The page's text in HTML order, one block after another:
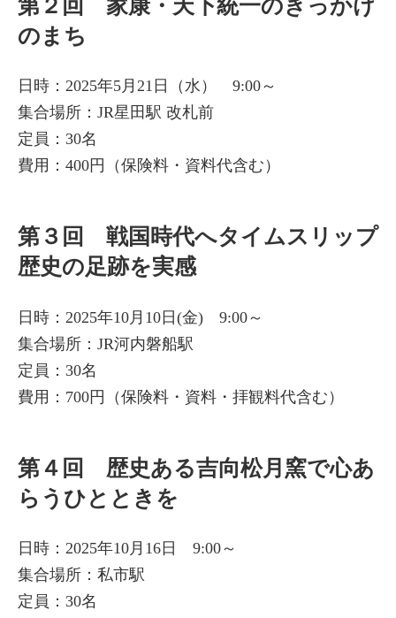
第２回 家康・天下統一のきっかけ
のまち
日時：2025年5月21日（水） 9:00～
集合場所：JR星田駅 改札前
定員：30名
費用：400円（保険料・資料代含む）
第３回 戦国時代へタイムスリップ
歴史の足跡を実感
日時：2025年10月10日(金) 9:00～
集合場所：JR河内磐船駅
定員：30名
費用：700円（保険料・資料・拝観料代含む）
第４回 歴史ある吉向松月窯で心あ
らうひとときを
日時：2025年10月16日 9:00～
集合場所：私市駅
定員：30名